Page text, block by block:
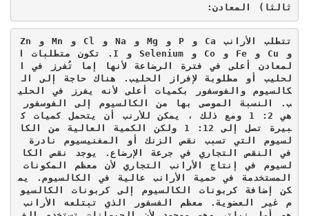
ثالثا) المعادن:
تتطلب الأرانب Ca و P و Mg و Na و Cl و Mn و Zn
و Cu و Fe و Co و Selenium و I . تكون متطلبات ا
لمعادن أعلى في فترة الرضاعة لأنها إما تُفرز في ا
لحليب أو مطلوبة لإفراز الحليب. هناك حاجة إلى ال
كالسيوم والفوسفور بكميات أعلى لأنه يفرز في الحلي
هي 2: 1 ومع ذلك ، يمكن للأرنب أن يتحمل كميات ك
بيرة تصل إلى 12: 1 ولكن الكمية العالية من الكا
في النقص التجاري في جرعة الإرضاع. يوجد نقص الكا
المستخدمة في حمية الأرانب عالية في الكالسيوم. يم
كن إضافة كربونات الكالسيوم إلى كربونات الكالسيو